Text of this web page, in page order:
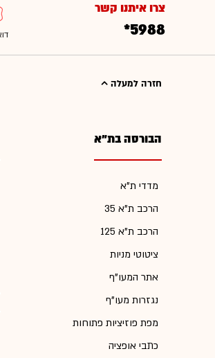
צרו איתנו קשר
*5988
חזרה למעלה
הבורסה בת"א
מדדי ת"א
הרכב ת"א 35
הרכב ת"א 125
ציטוטי מניות
אתר המעו"ף
נגזרות מעו"ף
מפת פוזיציות פתוחות
כתבי אופציה